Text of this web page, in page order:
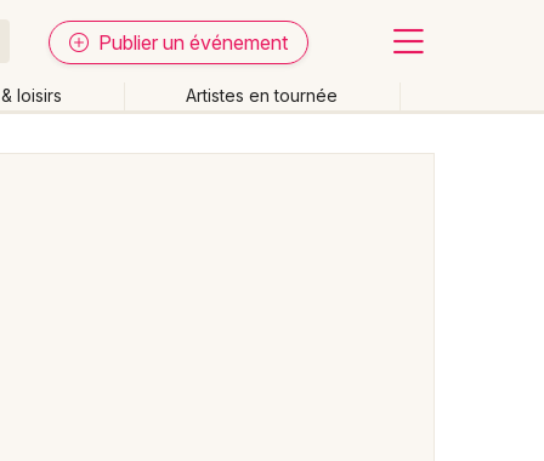
Publier un événement
loisirs Artistes en tournée